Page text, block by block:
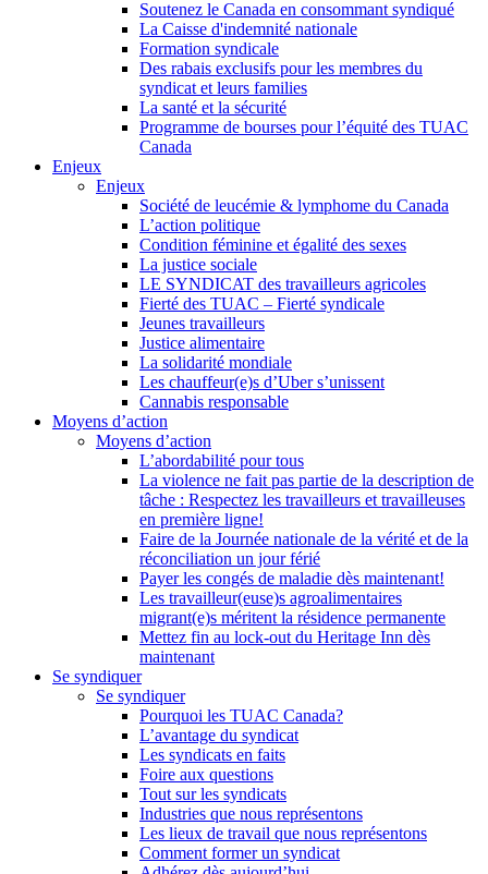
Soutenez le Canada en consommant syndiqué
La Caisse d'indemnité nationale
Formation syndicale
Des rabais exclusifs pour les membres du
syndicat et leurs families
La santé et la sécurité
Programme de bourses pour l’équité des TUAC
Canada
Enjeux
Enjeux
Société de leucémie & lymphome du Canada
L’action politique
Condition féminine et égalité des sexes
La justice sociale
LE SYNDICAT des travailleurs agricoles
Fierté des TUAC – Fierté syndicale
Jeunes travailleurs
Justice alimentaire
La solidarité mondiale
Les chauffeur(e)s d’Uber s’unissent
Cannabis responsable
Moyens d’action
Moyens d’action
L’abordabilité pour tous
La violence ne fait pas partie de la description de
tâche : Respectez les travailleurs et travailleuses
en première ligne!
Faire de la Journée nationale de la vérité et de la
réconciliation un jour férié
Payer les congés de maladie dès maintenant!
Les travailleur(euse)s agroalimentaires
migrant(e)s méritent la résidence permanente
Mettez fin au lock-out du Heritage Inn dès
maintenant
Se syndiquer
Se syndiquer
Pourquoi les TUAC Canada?
L’avantage du syndicat
Les syndicats en faits
Foire aux questions
Tout sur les syndicats
Industries que nous représentons
Les lieux de travail que nous représentons
Comment former un syndicat